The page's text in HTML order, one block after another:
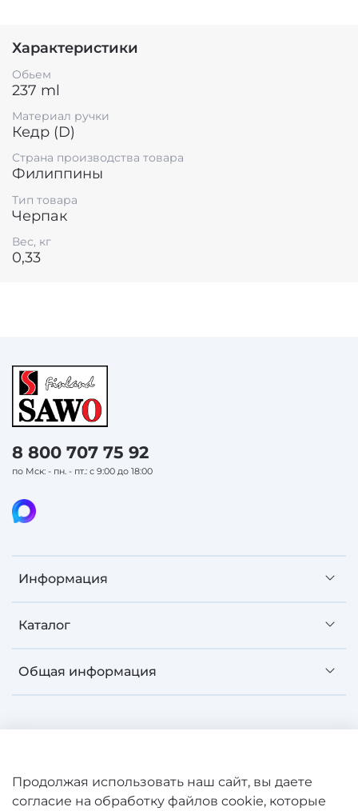
целей аксессуара, коим является черпак.
Используя черпак вы сможете подливать воду на
камни равномерно и дозировано, контролируя
уровень получаемой влажности. Черпаки от
компании Sawo - это только лучшие материалы,
эстетичный дизайн и продуманная до мелочей
форма.
Характеристики
Обьем
237 ml
Материал ручки
Кедр (D)
Страна производства товара
Филиппины
Тип товара
Черпак
Вес, кг
0,33
Информация
Каталог
Общая информация
8 800 707 75 92
по Мск: - пн. - пт.: с 9:00 до 18:00
©SAWO 2008-2026 Зарегистрированная торговая
марка. Все права защищены. Сайт не является
Продолжая использовать наш сайт, вы даете
согласие на обработку файлов cookie, которые